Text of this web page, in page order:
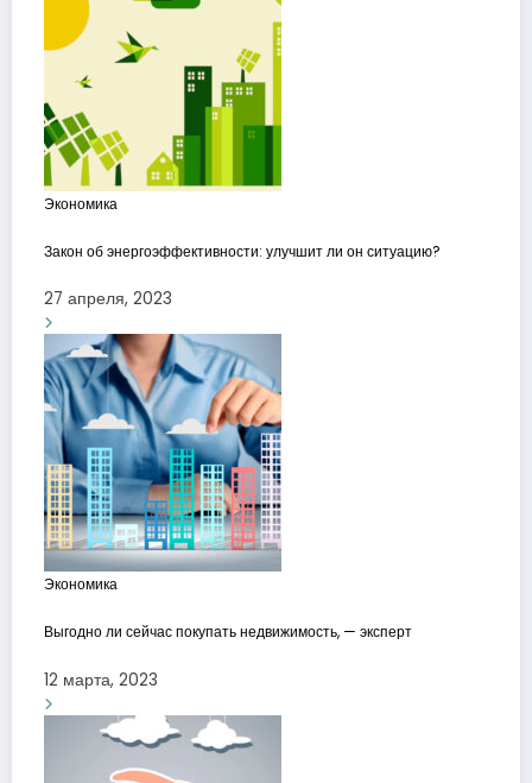
Экономика
Закон об энергоэффективности: улучшит ли он ситуацию?
27 апреля, 2023
Экономика
Выгодно ли сейчас покупать недвижимость, — эксперт
12 марта, 2023